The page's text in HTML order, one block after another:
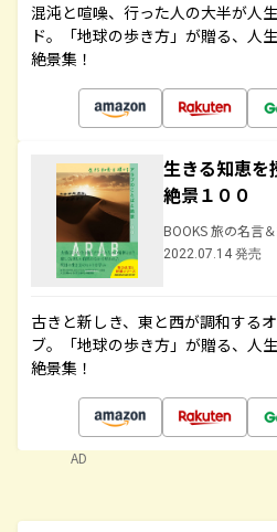
混沌と喧噪、行った人の大半が人
ド。「地球の歩き方」が贈る、人
絶景集！
生きる知恵を
絶景１００
BOOKS 旅の名言
2022.07.14 発売
古きと新しき、東と西が調和する
ブ。「地球の歩き方」が贈る、人
絶景集！
AD